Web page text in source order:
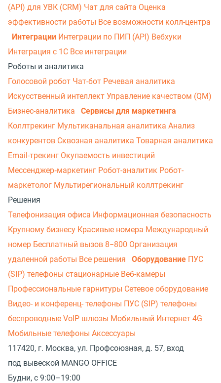
(API) для УВК (CRM) Чат для сайта Оценка
эффективности работы Все возможности колл-центра
Интеграции Интеграции по ПИП (API) Вебхуки
Интеграция с 1С Все интеграции
Роботы и аналитика
Голосовой робот Чат-бот Речевая аналитика
Искусственный интеллект Управление качеством (QM)
Бизнес-аналитика
Сервисы для маркетинга
Коллтрекинг Мультиканальная аналитика Анализ
конкурентов Сквозная аналитика Товарная аналитика
Email-трекинг Окупаемость инвестиций
Мессенджер‑маркетинг Робот-аналитик Робот-
маркетолог Мультирегиональный коллтрекинг
Решения
Телефонизация офиса Информационная безопасность
Крупному бизнесу Красивые номера Международный
номер Бесплатный вызов 8−800 Организация
удаленной работы Все решения Оборудование ПУС
(SIP) телефоны стационарные Веб-камеры
Профессиональные гарнитуры Сетевое оборудование
Видео- и конференц- телефоны ПУС (SIP) телефоны
беспроводные VoIP шлюзы Мобильный Интернет 4G
Мобильные телефоны Аксессуары
117420, г. Москва, ул. Профсоюзная, д. 57, вход
под вывеской MANGO OFFICE
Будни, с 9:00–19:00